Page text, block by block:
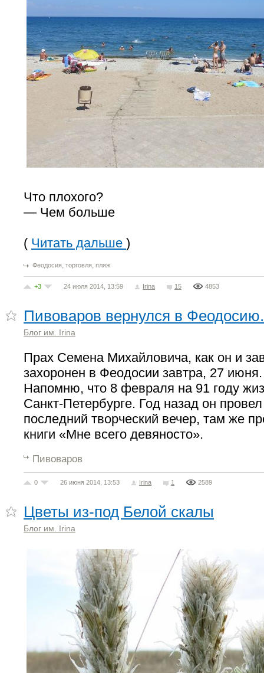
Что плохого?
— Чем больше
( Читать дальше )
Феодосия, торговля, пляж
+3 24 июля 2014, 13:59 Irina 15 4853
Пивоваров вернулся в
Блог им. Irina
Прах Семена Михайловича, как он и
захоронен в Феодосии завтра, 27 июня.
Напомню, что 8 февраля на 91 году
Санкт-Петербурге. Год назад он
последний творческий вечер, там же
книги «Мне всего девяносто».
Пивоваров
0 26 июня 2014, 13:53 Irina 1 2589
Цветы из-под Белой скалы
Блог им. Irina